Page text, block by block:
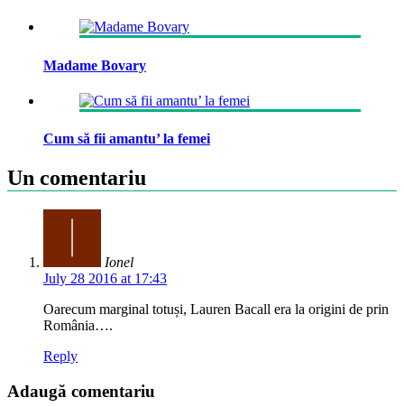
Madame Bovary
Cum să fii amantu’ la femei
Un comentariu
Ionel
July 28 2016 at 17:43
Oarecum marginal totuși, Lauren Bacall era la origini de prin
România….
Reply
Adaugă comentariu